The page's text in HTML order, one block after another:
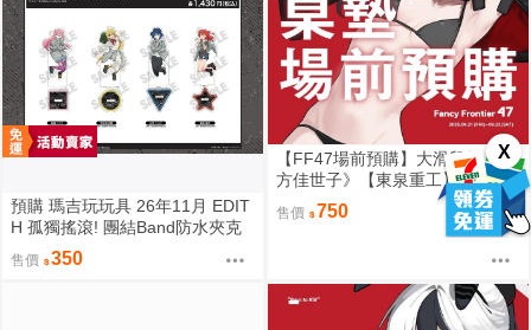
X
預購 瑪吉玩玩具 26年11月 EDIT
H 孤獨搖滾! 團結Band防水夾克
角色壓克力立牌 0901
售價 350
【FF47場前預購】大滑鼠墊《 鬼
方佳世子》【東泉重工】[ 蔚藍檔
案 ブルアカ / 鬼方佳世子 カヨコ
]
售價 750